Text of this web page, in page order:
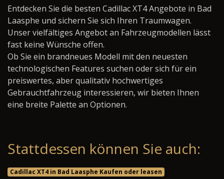
Entdecken Sie die besten Cadillac XT4 Angebote in Bad
Laasphe und sichern Sie sich Ihren Traumwagen.
Unser vielfältiges Angebot an Fahrzeugmodellen lässt
fast keine Wünsche offen.
Ob Sie ein brandneues Modell mit den neuesten
technologischen Features suchen oder sich für ein
preiswertes, aber qualitativ hochwertiges
Gebrauchtfahrzeug interessieren, wir bieten Ihnen
eine breite Palette an Optionen.
Stattdessen können Sie auch:
Cadillac XT4 in Bad Laasphe Kaufen oder leasen